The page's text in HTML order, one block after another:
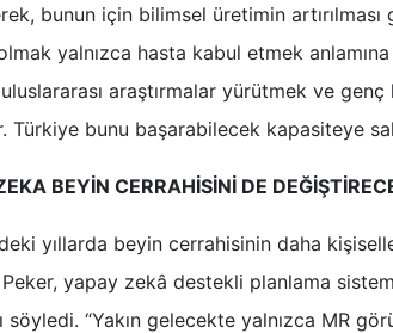
bunun için bilimsel üretimin
yalnızca hasta kabul etmek
araştırmalar yürütmek ve
Türkiye bunu başarabilecek kapasiteye
BEYİN CERRAHİSİNİ DE
yıllarda beyin cerrahisinin daha
Peker, yapay zekâ destekli planlama
söyledi. “Yakın gelecekte yalnızca MR